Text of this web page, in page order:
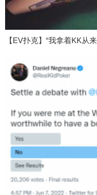
【EV扑克】“我拿着KK从